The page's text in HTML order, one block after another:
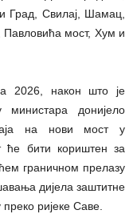
Град, Свилај, Шамац,
Павловића мост, Хум и
2026, након што је
министара донијело
на нови мост у
ће бити кориштен за
граничном прелазу
дијела заштитне
ријеке Саве.